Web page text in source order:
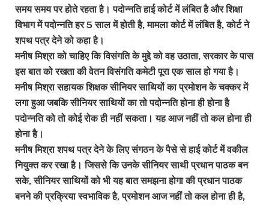
समय समय पर होते रहता है। पदोन्नति हाई कोर्ट में लंबित है और शिक्षा
विभाग में पदोन्नति हर 5 साल में होती है, मामला कोर्ट में लंबित है, कोर्ट ने
शपथ पत्र देने को कहा है।
मनीष मिश्रा को चाहिए कि विसंगति के मुद्दे को वह उठाता, सरकार के पास
इस बात को रखता की वेतन विसंगति कमेटी पूरा एक साल हो गया है।
मनीष मिश्रा सहायक शिक्षक सीनियर साथियों का प्रमोशन के चक्कर में
लगा हुआ जबकि सीनियर साथियों का तो पदोन्नति होना ही होना है
पदोन्नति को तो कोई रोक ही नहीं सकता। यह आज नहीं तो कल होना ही
होना है।
मनीष मिश्रा शपथ पत्र देने के लिए संगठन के पैसे से हाई कोर्ट में वकील
नियुक्त कर रखा है। जिससे कि उनके सीनियर साथी प्रधान पाठक बन
सके, सीनियर साथियों को भी यह बात समझना होगा की प्रधान पाठक
बनने की प्रक्रिया स्वभाविक है, प्रमोशन आज नहीं तो कल होना ही है,